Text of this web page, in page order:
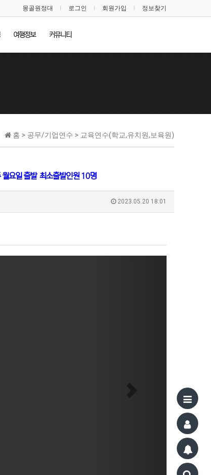
몽골원정대 로그인 회원가입 정보찾기
여행정보 커뮤니티
홈 > 공무/기업연수 > 교육연수(학교,유치원,보육원)
월요일 출발 최소출발인원 10명
2023.05.20 18:01